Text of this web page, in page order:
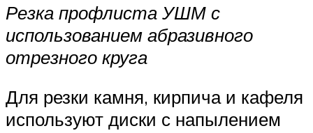
Резка профлиста УШМ с
использованием абразивного
отрезного круга
Для резки камня, кирпича и кафеля
используют диски с напылением